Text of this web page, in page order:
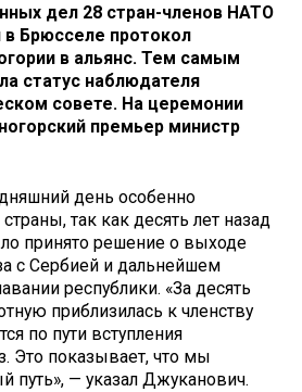
дел 28 стран-членов НАТО
в Брюсселе протокол
в альянс. Тем самым
статус наблюдателя
совете. На церемонии
премьер министр
день особенно
так как десять лет назад
принято решение о выходе
с Сербией и дальнейшем
республики. «За десять
приблизилась к членству
по пути вступления
Это показывает, что мы
путь», — указал Джуканович.